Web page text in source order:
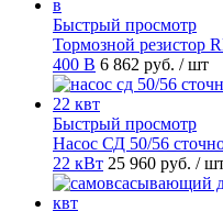
Быстрый просмотр
Тормозной резистор
400 В 6 862 руб. / шт
Быстрый просмотр
Насос СД 50/56
22 кВт 25 960 руб. /